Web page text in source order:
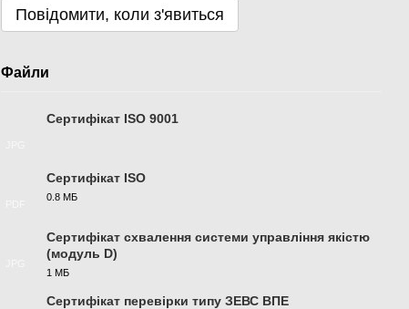
Повідомити, коли з'явиться
Файли
Сертифікат ISO 9001
Сертифікат ISO
0.8 МБ
Сертифікат схвалення системи управління якістю
(модуль D)
1 МБ
Сертифікат перевірки типу ЗЕВС ВПЕ